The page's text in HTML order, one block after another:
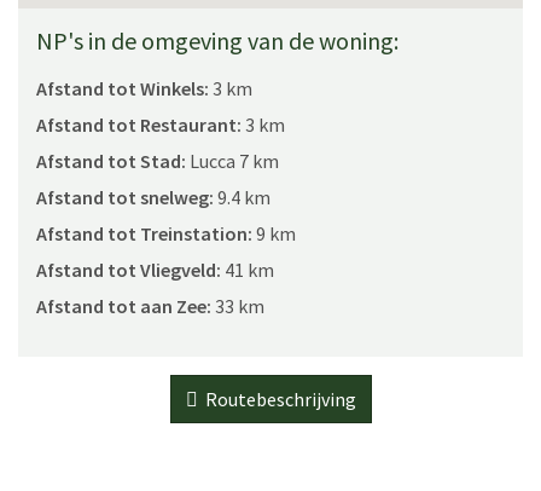
NP's in de omgeving van de woning:
Afstand tot Winkels: 3 km
Afstand tot Restaurant: 3 km
Afstand tot Stad: Lucca 7 km
Afstand tot snelweg: 9.4 km
Afstand tot Treinstation: 9 km
Afstand tot Vliegveld: 41 km
Afstand tot aan Zee: 33 km
Routebeschrijving